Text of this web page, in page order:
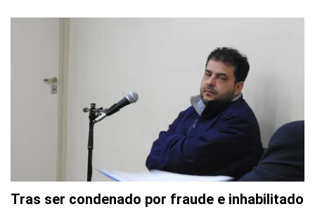
Tras ser condenado por fraude e inhabilitado